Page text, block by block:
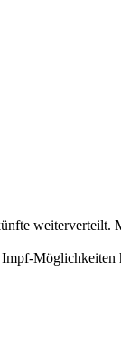
Möglichkeiten